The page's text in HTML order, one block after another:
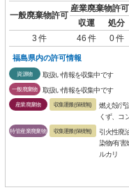
一般廃棄物許可
産業廃棄物許可
収運
処分
3 件
46 件 0 件
福島県内の許可情報
資源物 取扱い情報を収集中です
一般廃棄物 取扱い情報を収集中です
産業廃棄物 収集運搬(保積無)
燃え殻/汚
くず、コ
特管産業廃棄物 収集運搬(保積無)
引火性廃
染物/有害
ルカリ